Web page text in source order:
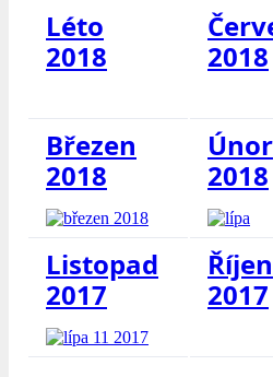
Léto
2018
2018
Březen
2018
Únor
2018
Listopad
2017
Říjen
2017